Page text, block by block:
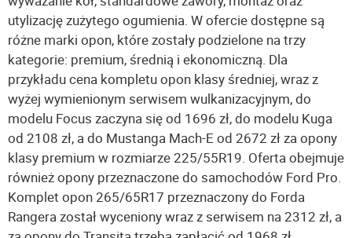
utylizację zużytego ogumienia. W ofercie dostępne są
różne marki opon, które zostały podzielone na trzy
kategorie: premium, średnią i ekonomiczną. Dla
przykładu cena kompletu opon klasy średniej, wraz z
wyżej wymienionym serwisem wulkanizacyjnym, do
modelu Focus zaczyna się od 1696 zł, do modelu Kuga
od 2108 zł, a do Mustanga Mach-E od 2672 zł za opony
klasy premium w rozmiarze 225/55R19. Oferta obejmuje
również opony przeznaczone do samochodów Ford Pro.
Komplet opon 265/65R17 przeznaczony do Forda
Rangera został wyceniony wraz z serwisem na 2312 zł, a